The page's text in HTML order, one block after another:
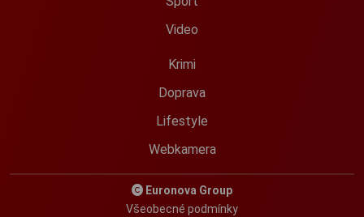
Video
Krimi
Doprava
Lifestyle
Webkamera
Euronova Group
Všeobecné podmínky